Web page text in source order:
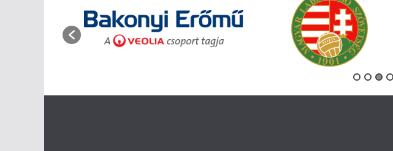
32′ Horváth lövését védi Balogh
30′ Nagy K. lövését védi magabiztosan
Czirjék
27′ Nagy szabadrúgása ment kevéssel
kapunk mellé